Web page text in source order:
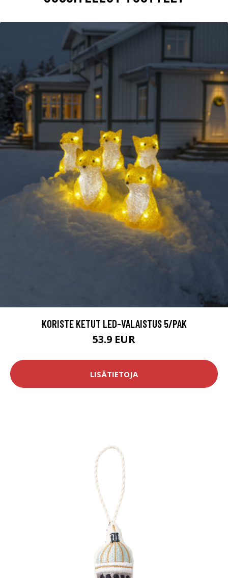
KORISTE KETUT LED-VALAISTUS 5/PAK
53.9 EUR
LISÄTIETOJA